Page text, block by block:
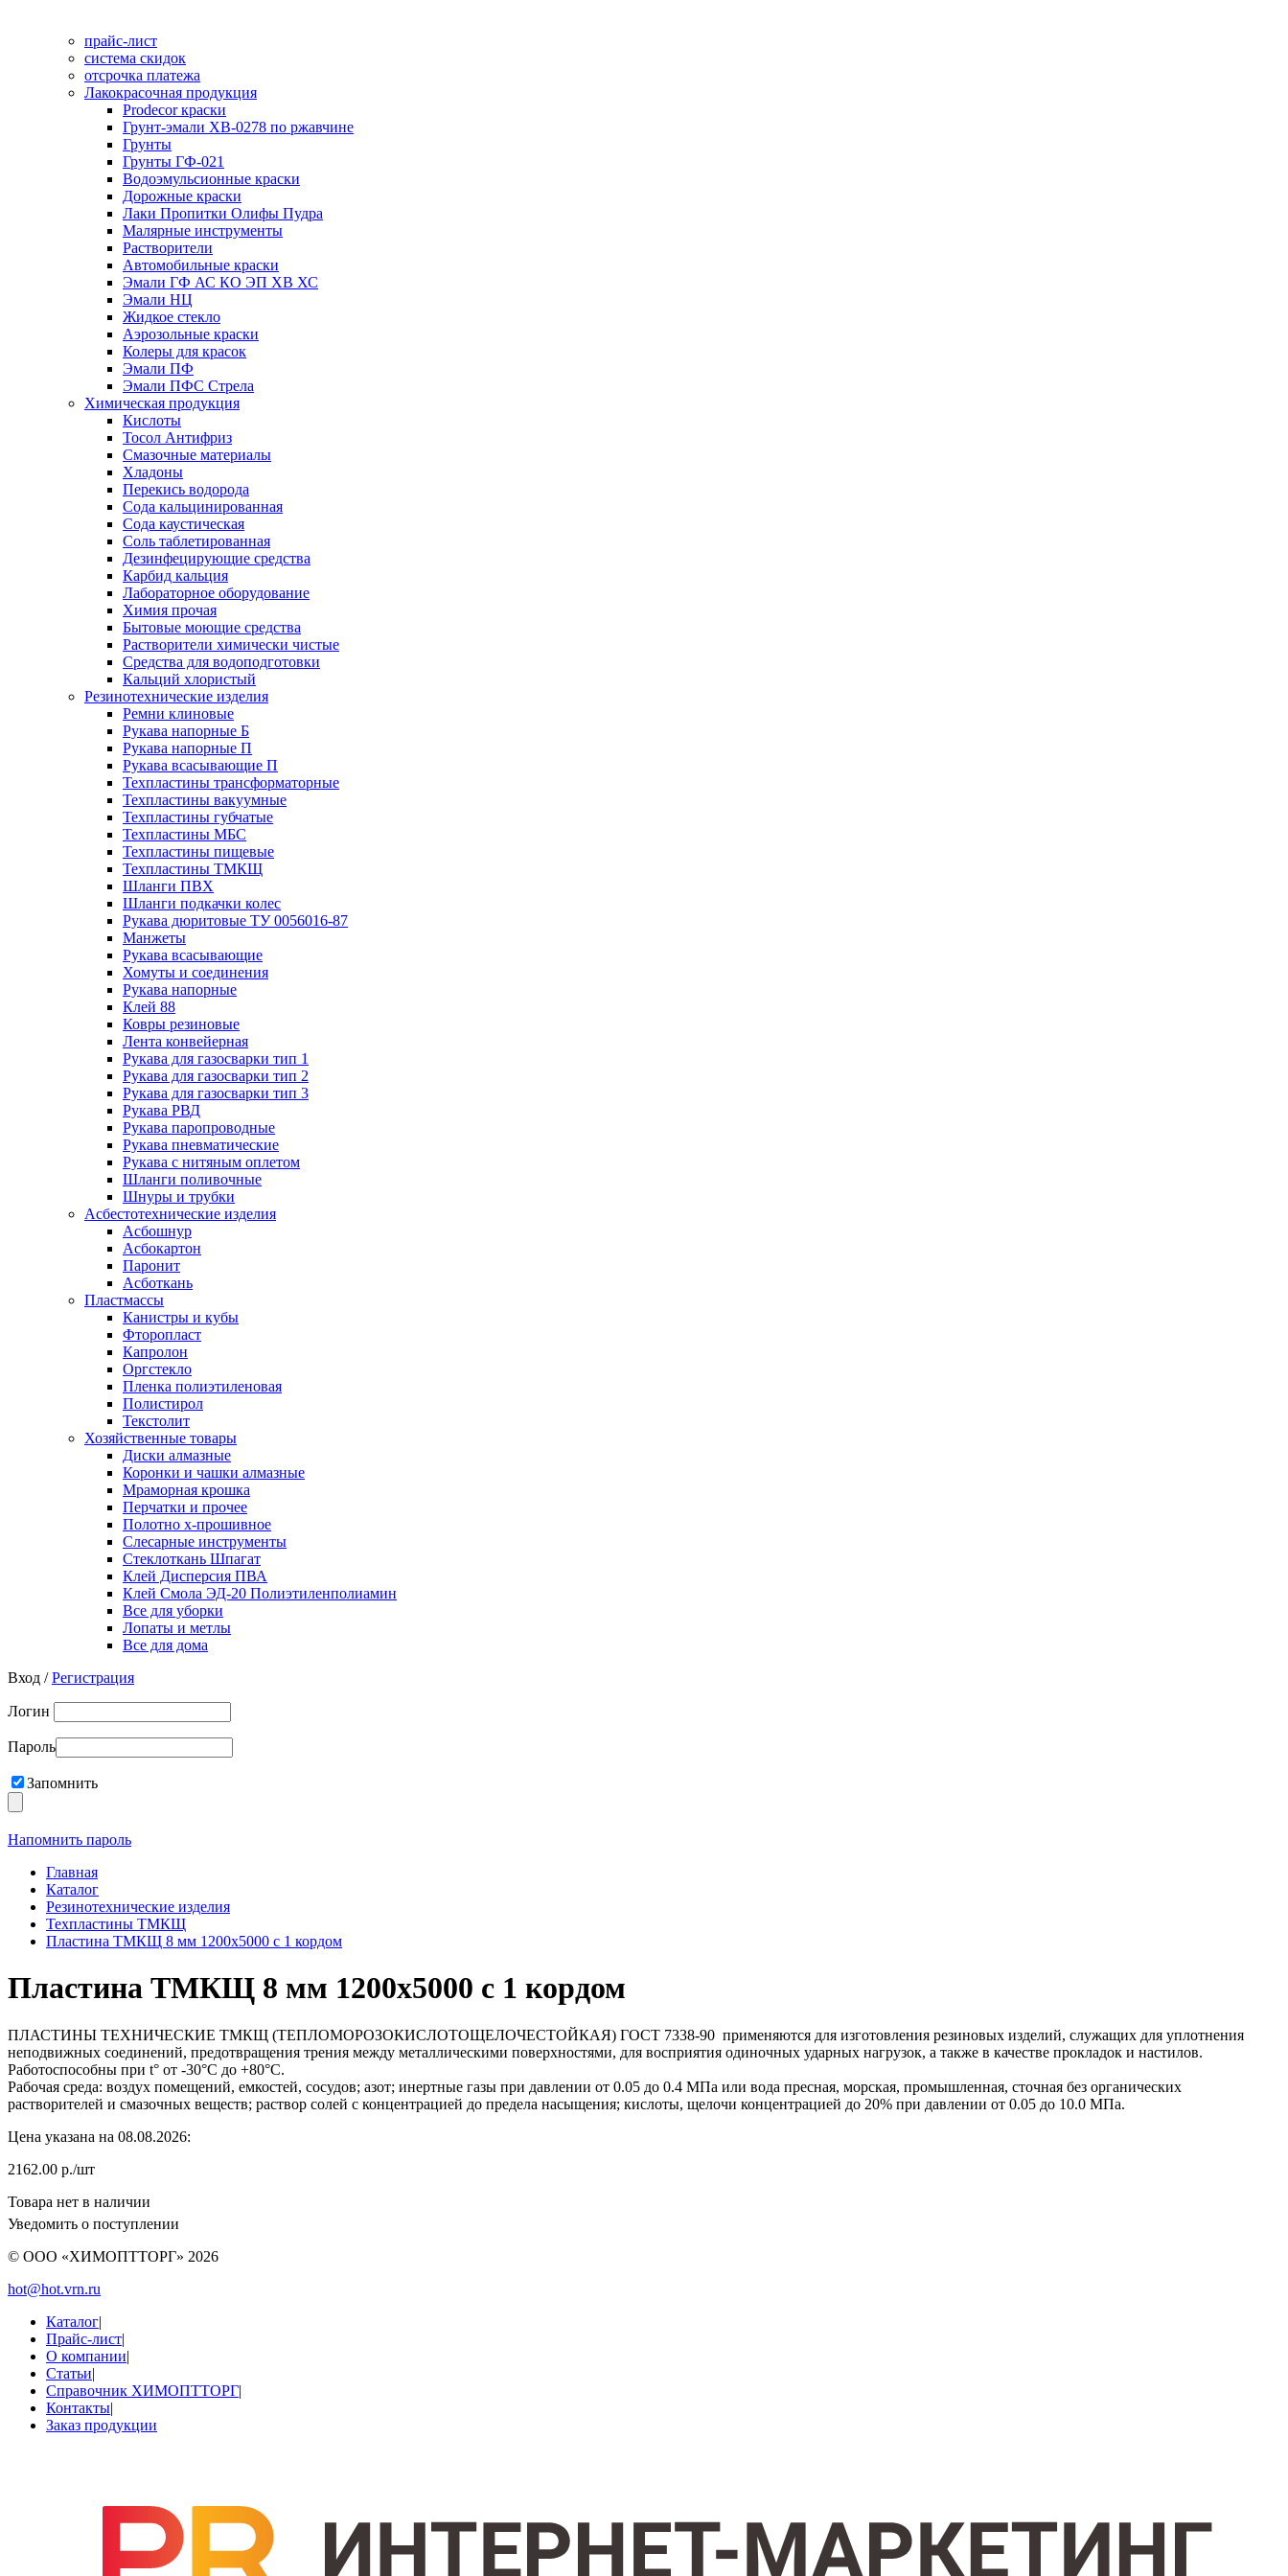
прайс-лист
система скидок
отсрочка платежа
Лакокрасочная продукция
Prodecor краски
Грунт-эмали ХВ-0278 по ржавчине
Грунты
Грунты ГФ-021
Водоэмульсионные краски
Дорожные краски
Лаки Пропитки Олифы Пудра
Малярные инструменты
Растворители
Автомобильные краски
Эмали ГФ АС КО ЭП ХВ ХС
Эмали НЦ
Жидкое стекло
Аэрозольные краски
Колеры для красок
Эмали ПФ
Эмали ПФС Стрела
Химическая продукция
Кислоты
Тосол Антифриз
Смазочные материалы
Хладоны
Перекись водорода
Сода кальцинированная
Сода каустическая
Соль таблетированная
Дезинфецирующие средства
Карбид кальция
Лабораторное оборудование
Химия прочая
Бытовые моющие средства
Растворители химически чистые
Средства для водоподготовки
Кальций хлористый
Резинотехнические изделия
Ремни клиновые
Рукава напорные Б
Рукава напорные П
Рукава всасывающие П
Техпластины трансформаторные
Техпластины вакуумные
Техпластины губчатые
Техпластины МБС
Техпластины пищевые
Техпластины ТМКЩ
Шланги ПВХ
Шланги подкачки колес
Рукава дюритовые ТУ 0056016-87
Манжеты
Рукава всасывающие
Хомуты и соединения
Рукава напорные
Клей 88
Ковры резиновые
Лента конвейерная
Рукава для газосварки тип 1
Рукава для газосварки тип 2
Рукава для газосварки тип 3
Рукава РВД
Рукава паропроводные
Рукава пневматические
Рукава с нитяным оплетом
Шланги поливочные
Шнуры и трубки
Асбестотехнические изделия
Асбошнур
Асбокартон
Паронит
Асботкань
Пластмассы
Канистры и кубы
Фторопласт
Капролон
Оргстекло
Пленка полиэтиленовая
Полистирол
Текстолит
Хозяйственные товары
Диски алмазные
Коронки и чашки алмазные
Мраморная крошка
Перчатки и прочее
Полотно х-прошивное
Слесарные инструменты
Стеклоткань Шпагат
Клей Дисперсия ПВА
Клей Смола ЭД-20 Полиэтиленполиамин
Все для уборки
Лопаты и метлы
Все для дома
Вход /Регистрация
Логин
Пароль
Запомнить
Напомнить пароль
Главная
Каталог
Резинотехнические изделия
Техпластины ТМКЩ
Пластина ТМКЩ 8 мм 1200х5000 с 1 кордом
Пластина ТМКЩ 8 мм 1200х5000 с 1 кордом
ПЛАСТИНЫ ТЕХНИЧЕСКИЕ ТМКЩ (ТЕПЛОМОРОЗОКИСЛОТОЩЕЛОЧЕСТОЙКАЯ) ГОСТ 7338-90 применяются для изготовления резиновых изделий, служащих для уплотнения
неподвижных соединений, предотвращения трения между металлическими поверхностями, для восприятия одиночных ударных нагрузок, а также в качестве прокладок и настилов.
Работоспособны при t° от -30°С до +80°С.
Рабочая среда: воздух помещений, емкостей, сосудов; азот; инертные газы при давлении от 0.05 до 0.4 МПа или вода пресная, морская, промышленная, сточная без органических
растворителей и смазочных веществ; раствор солей с концентрацией до предела насыщения; кислоты, щелочи концентрацией до 20% при давлении от 0.05 до 10.0 МПа.
Цена указана на 08.08.2026:
2162.00 р./шт
Товара нет в наличии
Уведомить о поступлении
© ООО «ХИМОПТТОРГ» 2026
hot@hot.vrn.ru
Каталог|
Прайс-лист|
О компании|
Статьи|
Справочник ХИМОПТТОРГ|
Контакты|
Заказ продукции